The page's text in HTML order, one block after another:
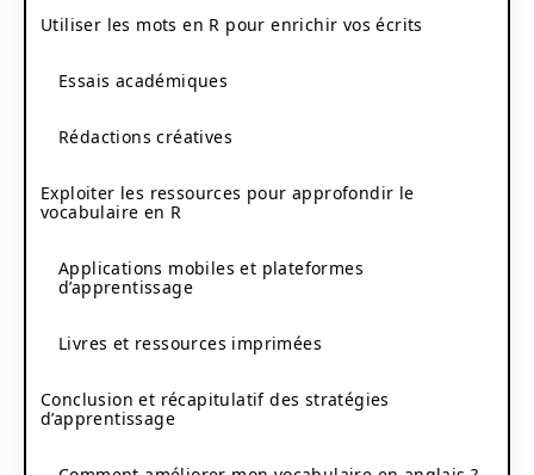
Utiliser les mots en R pour enrichir vos écrits
Essais académiques
Rédactions créatives
Exploiter les ressources pour approfondir le
vocabulaire en R
Applications mobiles et plateformes
d’apprentissage
Livres et ressources imprimées
Conclusion et récapitulatif des stratégies
d’apprentissage